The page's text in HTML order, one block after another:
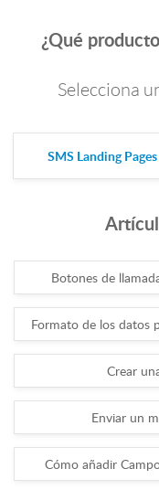
¿Qué
Selecciona
SMS Landing Pages
Botones de
Formato de los datos
Crear
Enviar un
Cómo añadir